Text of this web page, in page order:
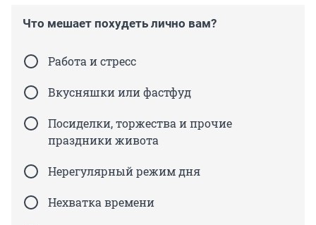
Что мешает похудеть лично вам?
Работа и стресс
Вкусняшки или фастфуд
Посиделки, торжества и прочие
праздники живота
Нерегулярный режим дня
Нехватка времени